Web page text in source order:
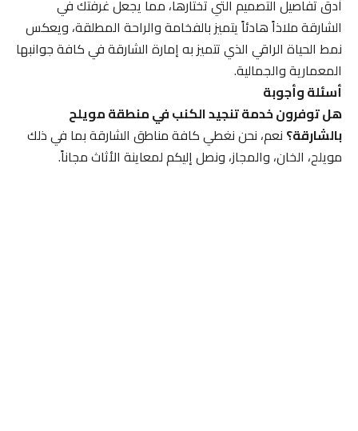
أدق تفاصيل التصميم التي تختارها، مما يجعل غرفتك في
الشارقة ملاذاً هادئاً يتميز بالفخامة والراحة المطلقة، ويعكس
نمط الحياة الراقي الذي تتميز به إمارة الشارقة في كافة جوانبها
المعمارية والجمالية.
أسئلة وأجوبة
هل توفرون خدمة تنجيد الكنب في منطقة مويلح
بالشارقة؟نعم، نحن نغطي كافة مناطق الشارقة بما في ذلك
مويلح، الخان، والمجاز، ونصل إليكم لمعاينة الأثاث مجاناً.